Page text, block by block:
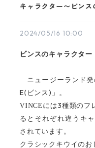
キャラクター〜ビン
2024/05/16 10:00
ビンスのキャラクタ
ニュージーランド発
E( ビンス ) 」。
VINCE には3種類のフ
るとそれぞれ違うキ
されています。
クラシックキウイのお